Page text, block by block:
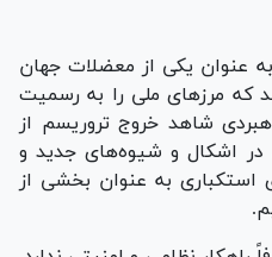
عنوان یکی از معضلات جهان
که مرز‌های ملی را به رسمیت
شاهد خروج تروریسم از
اشکال و شیوه‌های جدید و
استکباری به عنوان بخشی از